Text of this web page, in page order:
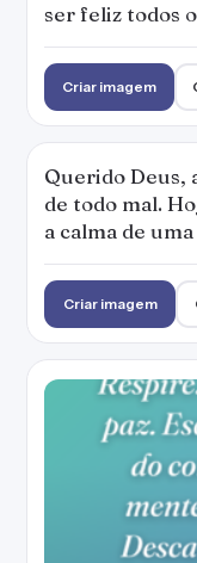
ser feliz todos
Criar imagem
Querido Deus,
de todo mal.
a calma de
Criar imagem